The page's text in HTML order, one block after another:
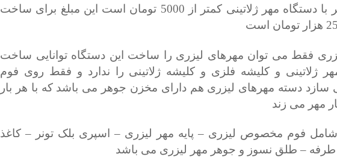
تمام شده یک مهر با دستگاه مهر ژلاتینی کمتر از 5000 تومان است این مبلغ برای ساخت
فقط می توان مهرهای لیزری را ساخت این دستگاه توانایی ساخت
ژلاتینی و کلیشه فلزی و کلیشه ژلاتینی را ندارد و فقط روی فوم
دسته مهرهای لیزری هم دارای مخزن جوهر می باشد که با هر بار
شامل فوم مخصوص لیزری – پایه مهر لیزری – اسپری بلک تونر – کاغذ
– طلق نسوز و جوهر مهر لیزری می باشد